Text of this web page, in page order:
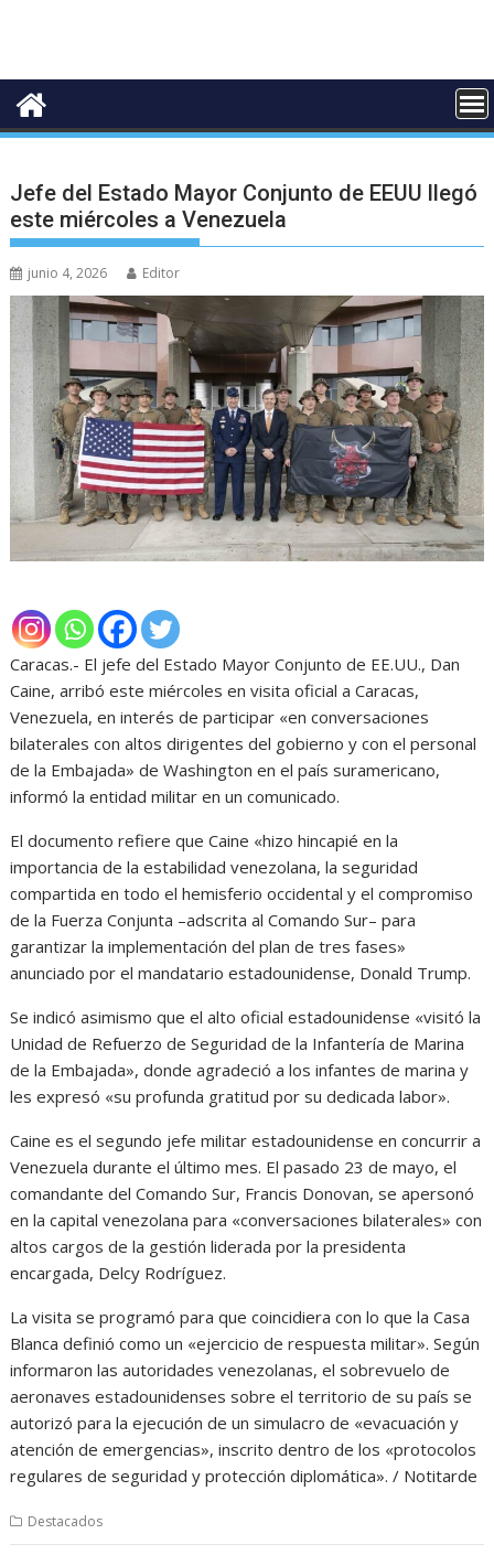
Jefe del Estado Mayor Conjunto de EEUU llegó
este miércoles a Venezuela
junio 4, 2026 Editor
Caracas.- El jefe del Estado Mayor Conjunto de EE.UU., Dan
Caine, arribó este miércoles en visita oficial a Caracas,
Venezuela, en interés de participar «en conversaciones
bilaterales con altos dirigentes del gobierno y con el personal
de la Embajada» de Washington en el país suramericano,
informó la entidad militar en un comunicado.
El documento refiere que Caine «hizo hincapié en la
importancia de la estabilidad venezolana, la seguridad
compartida en todo el hemisferio occidental y el compromiso
de la Fuerza Conjunta –adscrita al Comando Sur– para
garantizar la implementación del plan de tres fases»
anunciado por el mandatario estadounidense, Donald Trump.
Se indicó asimismo que el alto oficial estadounidense «visitó la
Unidad de Refuerzo de Seguridad de la Infantería de Marina
de la Embajada», donde agradeció a los infantes de marina y
les expresó «su profunda gratitud por su dedicada labor».
Caine es el segundo jefe militar estadounidense en concurrir a
Venezuela durante el último mes. El pasado 23 de mayo, el
comandante del Comando Sur, Francis Donovan, se apersonó
en la capital venezolana para «conversaciones bilaterales» con
altos cargos de la gestión liderada por la presidenta
encargada, Delcy Rodríguez.
La visita se programó para que coincidiera con lo que la Casa
Blanca definió como un «ejercicio de respuesta militar». Según
informaron las autoridades venezolanas, el sobrevuelo de
aeronaves estadounidenses sobre el territorio de su país se
autorizó para la ejecución de un simulacro de «evacuación y
atención de emergencias», inscrito dentro de los «protocolos
regulares de seguridad y protección diplomática». / Notitarde
Destacados